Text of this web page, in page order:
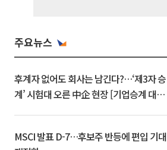
주요뉴스
후계자 없어도 회사는 남긴다?…‘제3자 승
계’ 시험대 오른 中企 현장 [기업승계 대전
MSCI 발표 D-7…후보주 반등에 편입 기대